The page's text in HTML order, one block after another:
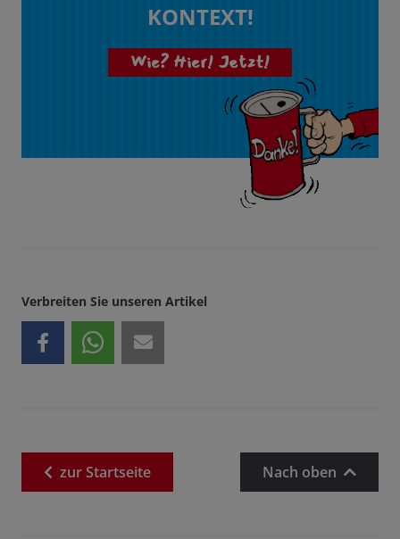
KONTEXT!
Wie? Hier! Jetzt!
Verbreiten Sie unseren Artikel
zurStartseite Nach oben